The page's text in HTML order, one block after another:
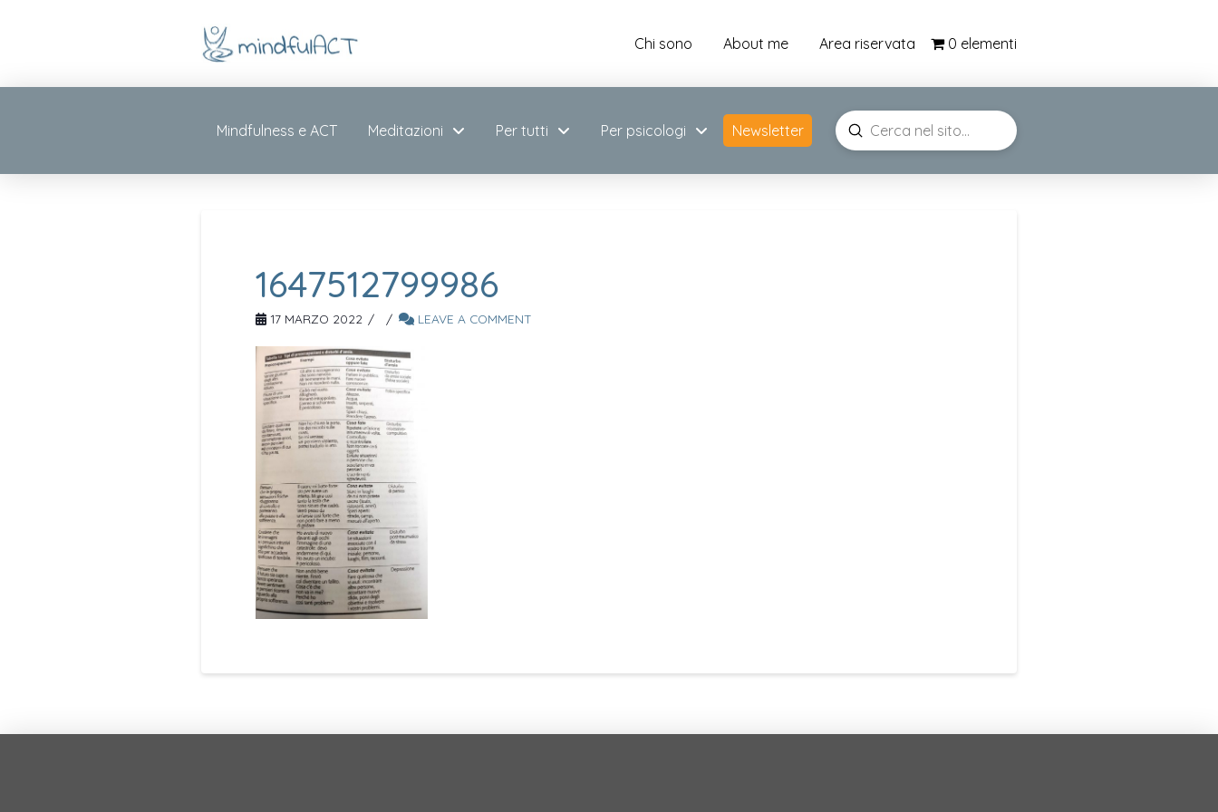
Chi sono About me Area riservata 0 elementi
Mindfulness e ACT Meditazioni Per tutti Per psicologi Newsletter
Search
Submit
1647512799986
17 MARZO 2022 LEAVE A COMMENT